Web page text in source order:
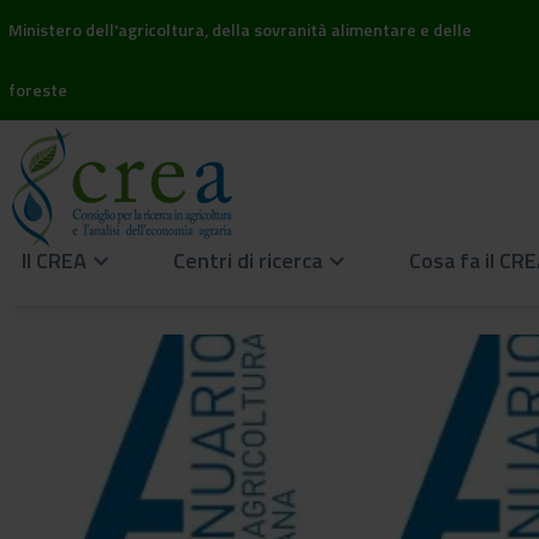
Ministero dell'agricoltura, della sovranità alimentare e delle
foreste
Il CREA keyboard_arrow_down Centri di ricerca keyboard_arrow_down Cosa fa il